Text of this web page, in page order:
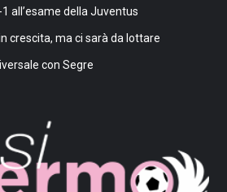
all’esame della Juventus
crescita, ma ci sarà da lottare
con Segre